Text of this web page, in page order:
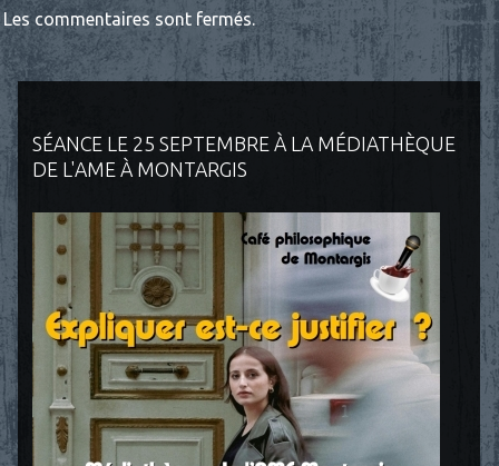
SÉANCE LE 25 SEPTEMBRE À LA MÉDIATHÈQUE
DE L'AME À MONTARGIS
Les commentaires sont fermés.